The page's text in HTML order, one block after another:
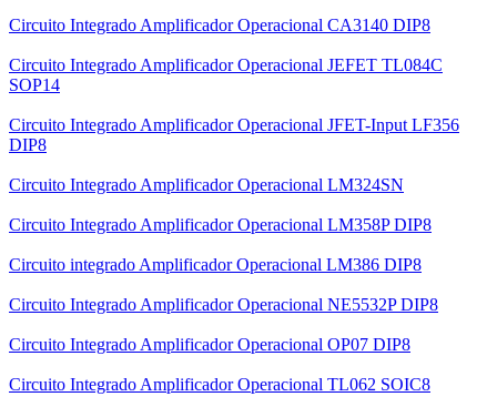
Circuito Integrado Amplificador Operacional CA3140 DIP8
Circuito Integrado Amplificador Operacional JEFET TL084C
SOP14
Circuito Integrado Amplificador Operacional JFET-Input LF356
DIP8
Circuito Integrado Amplificador Operacional LM324SN
Circuito Integrado Amplificador Operacional LM358P DIP8
Circuito integrado Amplificador Operacional LM386 DIP8
Circuito Integrado Amplificador Operacional NE5532P DIP8
Circuito Integrado Amplificador Operacional OP07 DIP8
Circuito Integrado Amplificador Operacional TL062 SOIC8